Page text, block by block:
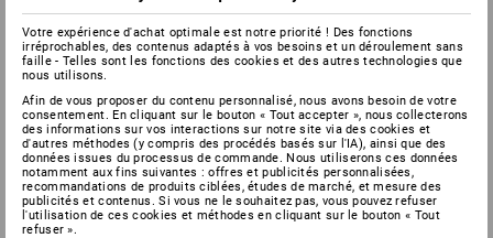
Votre expérience d'achat optimale est notre priorité ! Des fonctions
irréprochables, des contenus adaptés à vos besoins et un déroulement sans
faille - Telles sont les fonctions des cookies et des autres technologies que
nous utilisons.
Afin de vous proposer du contenu personnalisé, nous avons besoin de votre
consentement. En cliquant sur le bouton « Tout accepter », nous collecterons
des informations sur vos interactions sur notre site via des cookies et
d'autres méthodes (y compris des procédés basés sur l'IA), ainsi que des
données issues du processus de commande. Nous utiliserons ces données
notamment aux fins suivantes : offres et publicités personnalisées,
recommandations de produits ciblées, études de marché, et mesure des
publicités et contenus. Si vous ne le souhaitez pas, vous pouvez refuser
l'utilisation de ces cookies et méthodes en cliquant sur le bouton « Tout
refuser ».